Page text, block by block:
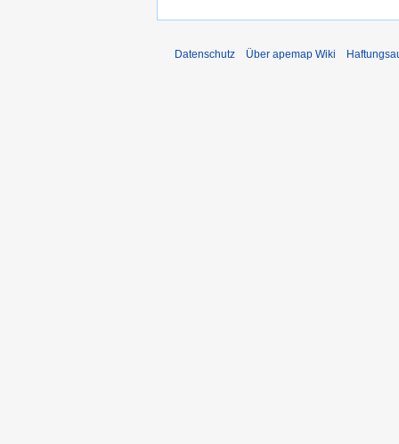
Datenschutz Über apemap Wiki